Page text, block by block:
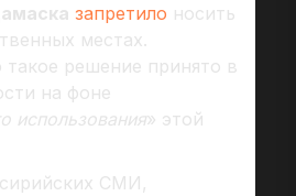
запретило носить
местах.
такое решение принято в
на фоне
использования» этой
СМИ,